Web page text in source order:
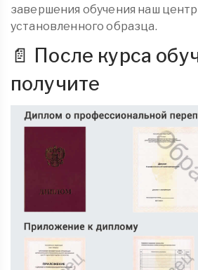
завершения обучения наш
установленного образца.
📄 После курса
получите